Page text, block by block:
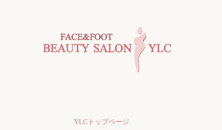
YLCトップページ